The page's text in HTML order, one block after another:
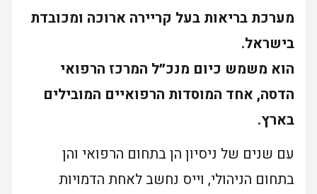
מערכת בריאות בעל קריירה ארוכה ומכובדת
בישראל.
הוא משמש כיום מנכ״ל המרכז הרפואי
הדסה, אחד המוסדות הרפואיים המובילים
בארץ.
עם שנים של ניסיון הן בתחום הרפואי והן
בתחום הניהולי, וייס נחשב לאחת הדמויות